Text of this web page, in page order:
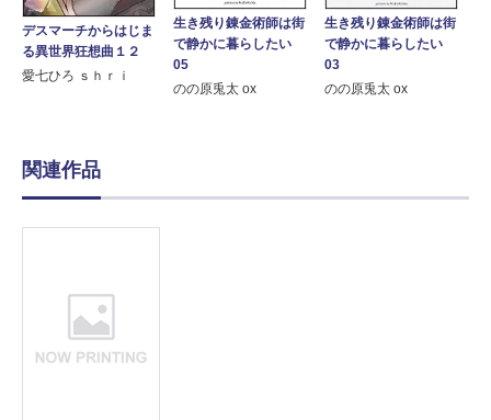
デスマーチからはじま
る異世界狂想曲１２
愛七ひろ ｓｈｒｉ
生き残り錬金術師は街
で静かに暮らしたい
05
のの原兎太 ox
生き残り錬金術師は街
で静かに暮らしたい
03
のの原兎太 ox
関連作品